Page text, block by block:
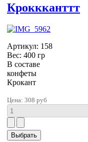
Кроккканттт
Артикул: 158
Вес: 400 гр
В составе
конфеты
Крокант
Цена: 308 руб